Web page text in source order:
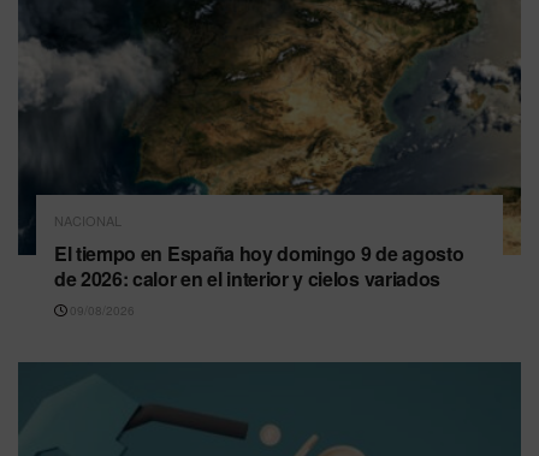
NACIONAL
El tiempo en España hoy domingo 9 de agosto
de 2026: calor en el interior y cielos variados
09/08/2026